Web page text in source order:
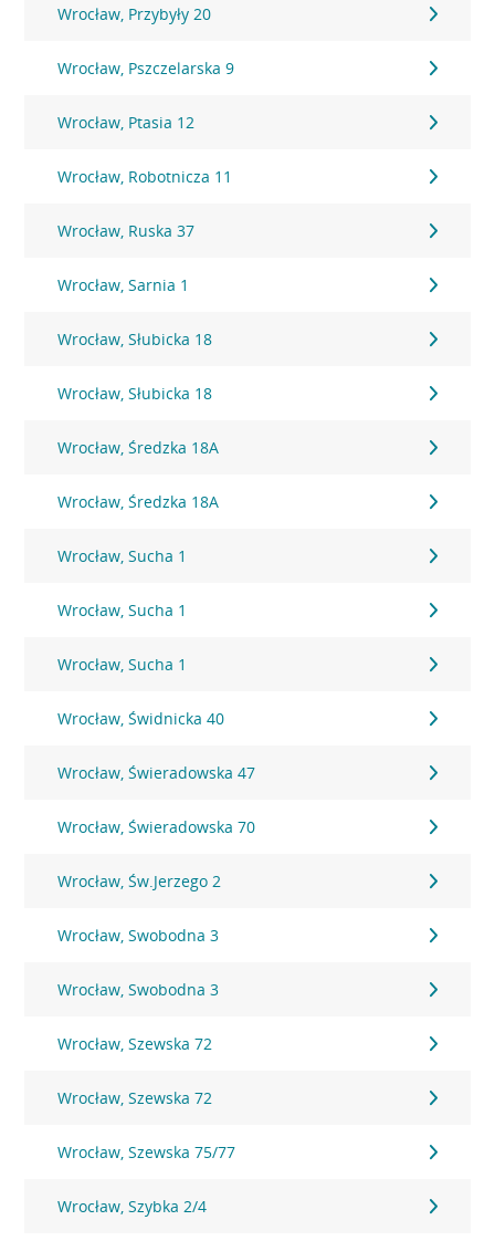
Wrocław, Przybyły 20
Wrocław, Pszczelarska 9
Wrocław, Ptasia 12
Wrocław, Robotnicza 11
Wrocław, Ruska 37
Wrocław, Sarnia 1
Wrocław, Słubicka 18
Wrocław, Słubicka 18
Wrocław, Średzka 18A
Wrocław, Średzka 18A
Wrocław, Sucha 1
Wrocław, Sucha 1
Wrocław, Sucha 1
Wrocław, Świdnicka 40
Wrocław, Świeradowska 47
Wrocław, Świeradowska 70
Wrocław, Św.Jerzego 2
Wrocław, Swobodna 3
Wrocław, Swobodna 3
Wrocław, Szewska 72
Wrocław, Szewska 72
Wrocław, Szewska 75/77
Wrocław, Szybka 2/4